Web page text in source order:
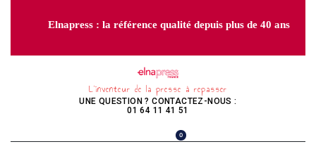
Elnapress : la référence qualité depuis plus de 40 ans
L’inventeur de la presse à repasser
UNE QUESTION ? CONTACTEZ-NOUS :
01 64 11 41 51
0